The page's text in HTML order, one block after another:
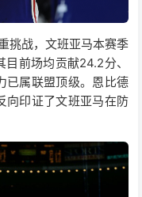
挑战，文班亚马本赛季
前场均贡献24.2分、
已属联盟顶级。恩比德
向印证了文班亚马在防